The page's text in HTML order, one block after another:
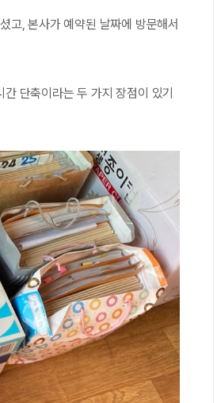
고, 본사가 예약된 날짜에 방문해서
단축이라는 두 가지 장점이 있기